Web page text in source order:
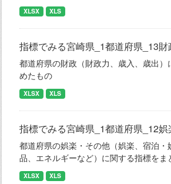
XLSX XLS
指標でみる宮崎県_1都道府県_13財
都道府県の財政（財政力、歳入、歳出）
めたもの
XLSX XLS
指標でみる宮崎県_1都道府県_12
都道府県の娯楽・その他（娯楽、宿泊・
品、エネルギーなど）に関する指標をま
XLSX XLS